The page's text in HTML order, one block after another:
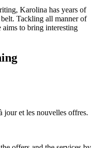
Karolina has years of
Tackling all manner of
aims to bring interesting
jour et les nouvelles offres.